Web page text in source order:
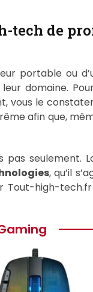
tech de
portable ou
domaine.
le
afin que,
, qu’il
high-